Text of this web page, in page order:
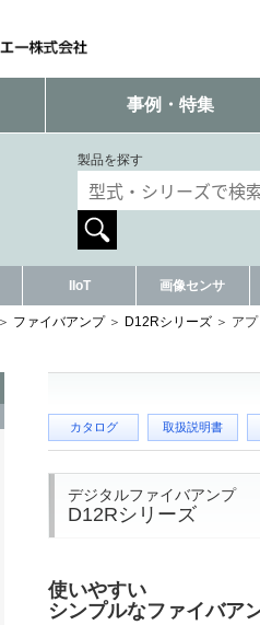
事例・特集
製品を探す
IIoT 画像センサ
ファイバアンプ D12Rシリーズ ア
カタログ 取扱説明書
デジタルファイバアンプ
D12Rシリーズ
使いやすい
シンプルなファイバア